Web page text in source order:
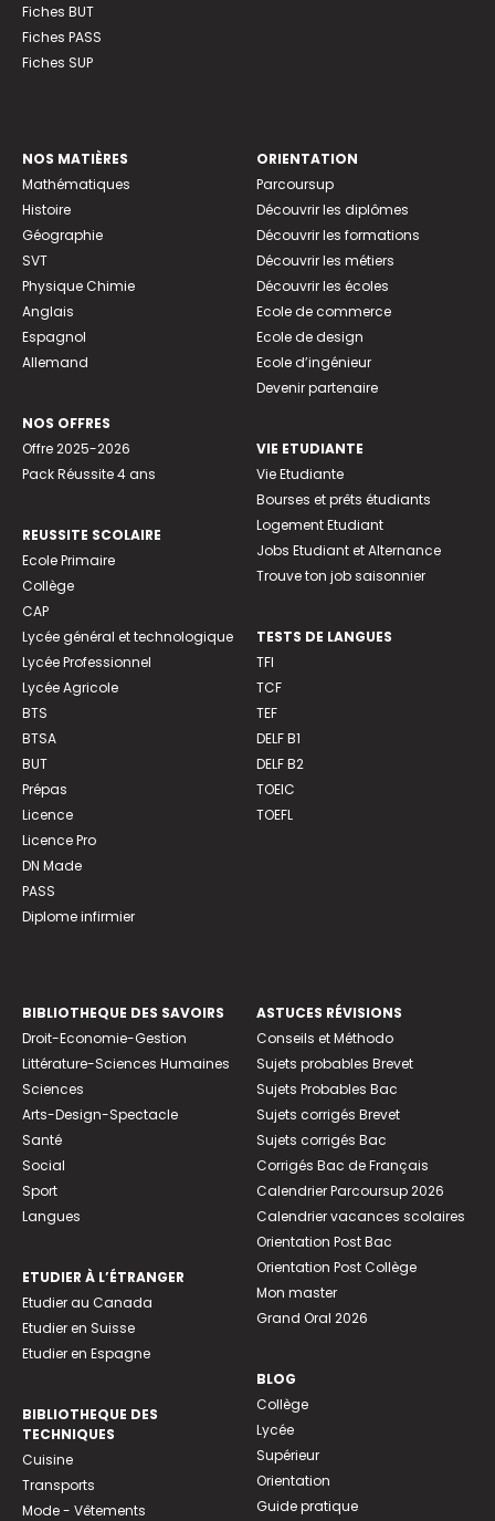
Fiches BUT
Fiches PASS
Fiches SUP
NOS MATIÈRES
Mathématiques
Histoire
Géographie
SVT
Physique Chimie
Anglais
Espagnol
Allemand
NOS OFFRES
Offre 2025-2026
Pack Réussite 4 ans
REUSSITE SCOLAIRE
Ecole Primaire
Collège
CAP
Lycée général et technologique
Lycée Professionnel
Lycée Agricole
BTS
BTSA
BUT
Prépas
Licence
Licence Pro
DN Made
PASS
Diplome infirmier
ORIENTATION
Parcoursup
Découvrir les diplômes
Découvrir les formations
Découvrir les métiers
Découvrir les écoles
Ecole de commerce
Ecole de design
Ecole d’ingénieur
Devenir partenaire
VIE ETUDIANTE
Vie Etudiante
Bourses et prêts étudiants
Logement Etudiant
Jobs Etudiant et Alternance
Trouve ton job saisonnier
TESTS DE LANGUES
TFI
TCF
TEF
DELF B1
DELF B2
TOEIC
TOEFL
BIBLIOTHEQUE DES SAVOIRS
Droit-Economie-Gestion
Littérature-Sciences Humaines
Sciences
Arts-Design-Spectacle
Santé
Social
Sport
Langues
ETUDIER À L’ÉTRANGER
Etudier au Canada
Etudier en Suisse
Etudier en Espagne
BIBLIOTHEQUE DES
TECHNIQUES
Cuisine
Transports
Mode - Vêtements
ASTUCES RÉVISIONS
Conseils et Méthodo
Sujets probables Brevet
Sujets Probables Bac
Sujets corrigés Brevet
Sujets corrigés Bac
Corrigés Bac de Français
Calendrier Parcoursup 2026
Calendrier vacances scolaires
Orientation Post Bac
Orientation Post Collège
Mon master
Grand Oral 2026
BLOG
Collège
Lycée
Supérieur
Orientation
Guide pratique